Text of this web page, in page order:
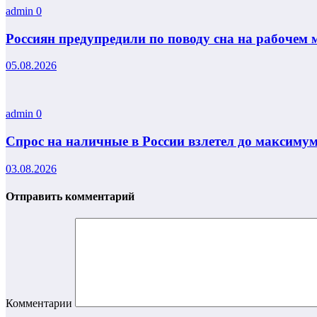
admin 0
Россиян предупредили по поводу сна на рабочем
05.08.2026
admin 0
Спрос на наличные в России взлетел до
03.08.2026
Отправить комментарий
Комментарии